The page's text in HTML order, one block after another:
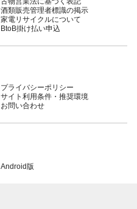
酒類販売管理者標識の掲示
家電リサイクルについて
BtoB掛け払い申込
プライバシーポリシー
サイト利用条件・推奨環境
お問い合わせ
Android版